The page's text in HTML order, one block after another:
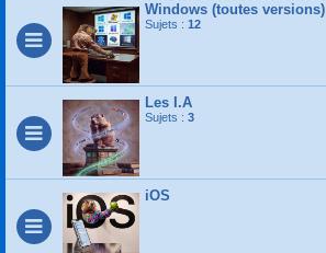
Windows (toutes versions)
Sujets : 12
Les I.A
Sujets : 3
iOS